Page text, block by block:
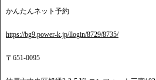
かんたんネット予約
https://bg9.power-k.jp/llogin/8729/8735/
〒651-0095